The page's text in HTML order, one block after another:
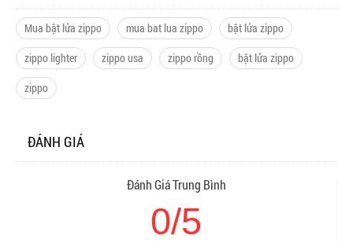
Mua bật lửa zippo mua bat lua zippo
bật lửa zippo
zippo lighter
zippo usa zippo rồng
bật lửa zippo
zippo
ĐÁNH GIÁ
Đánh Giá Trung Bình
0/5